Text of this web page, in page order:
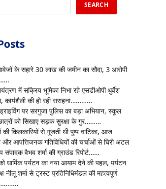
SEARCH
के सहारे 30 लाख की जमीन का सौदा, 3 आरोपी
में सक्रिय भूमिका निभा रहे एसडीओपी धुर्वेश
कार्यशैली की हो रही सराहना…………
पर सरगुजा पुलिस का बड़ा अभियान, स्कूल
को सिखाए सड़क सुरक्षा के गुर………
की किलकारियों से गूंजती थी पुष्प वाटिका, आज
और आपत्तिजनक गतिविधियों की चर्चाओं से घिरी अटल
संपादक वैभव शर्मा की ग्राउंड रिपोर्ट……
धार्मिक पर्यटन का नया आयाम देने की पहल, पर्यटन
नीलू शर्मा से ट्रस्ट प्रतिनिधिमंडल की महत्वपूर्ण